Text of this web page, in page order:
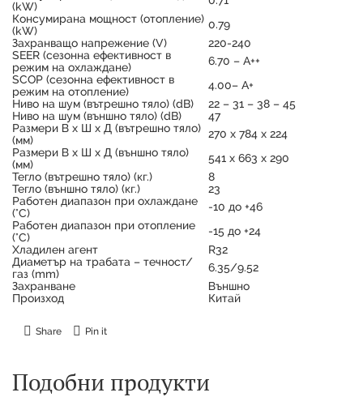
(kW)
Консумирана мощност (отопление)
(kW)
0.79
Захранващо напрежение (V)
220-240
SEER (сезонна ефективност в
режим на охлаждане)
6.70 – А++
SCOP (сезонна ефективност в
режим на отопление)
4.00– А+
Ниво на шум (вътрешно тяло) (dB)
22 – 31 – 38 – 45
Ниво на шум (външно тяло) (dB)
47
Размери В х Ш х Д (вътрешно тяло)
(мм)
270 х 784 х 224
Размери В х Ш х Д (външно тяло)
(мм)
541 х 663 х 290
Тегло (вътрешно тяло) (кг.)
8
Тегло (външно тяло) (кг.)
23
Работен диапазон при охлаждане
(°C)
-10 до +46
Работен диапазон при отопление
(°C)
-15 до +24
Хладилен агент
R32
Диаметър на трабата – течност/
газ (mm)
6.35/9.52
Захранване
Външно
Произход
Китай
Share Pin it
Подобни продукти